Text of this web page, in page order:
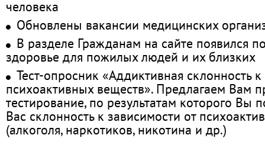
человека
Обновлены вакансии медицинских
В разделе Гражданам на сайте появился
здоровье для пожилых людей и их близких
Тест-опросник «Аддиктивная склонность
психоактивных веществ». Предлагаем Вам
тестирование, по результатам которого Вы
Вас склонность к зависимости от
(алкоголя, наркотиков, никотина и др.)